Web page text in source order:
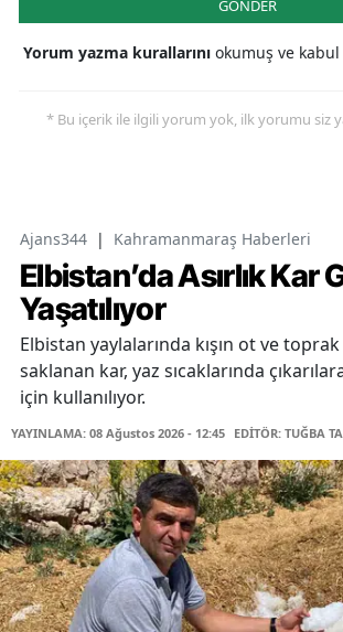
GÖNDER
Yorum yazma kurallarını okumuş ve kabul
* Bu içerik ile ilgili yorum yok, ilk yorumu siz
Ajans344 | Kahramanmaraş Haberleri
Elbistan’da Asırlık Kar
Yaşatılıyor
Elbistan yaylalarında kışın ot ve toprak
saklanan kar, yaz sıcaklarında
için kullanılıyor.
YAYINLAMA: 08 Ağustos 2026 - 12:45 EDİTÖR: TUĞBA